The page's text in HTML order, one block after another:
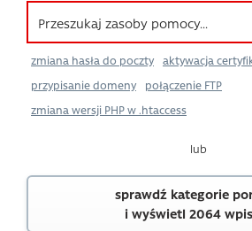
zmiana hasła do poczty
aktywacja
przypisanie domeny
połączenie FTP
zmiana wersji PHP w .htaccess
lub
sprawdź kategorie
i wyświetl 2064